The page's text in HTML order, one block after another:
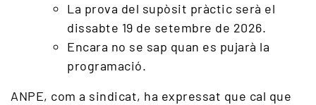
La prova del supòsit pràctic serà el
dissabte 19 de setembre de 2026.
Encara no se sap quan es pujarà la
programació.
ANPE, com a sindicat, ha expressat que cal que